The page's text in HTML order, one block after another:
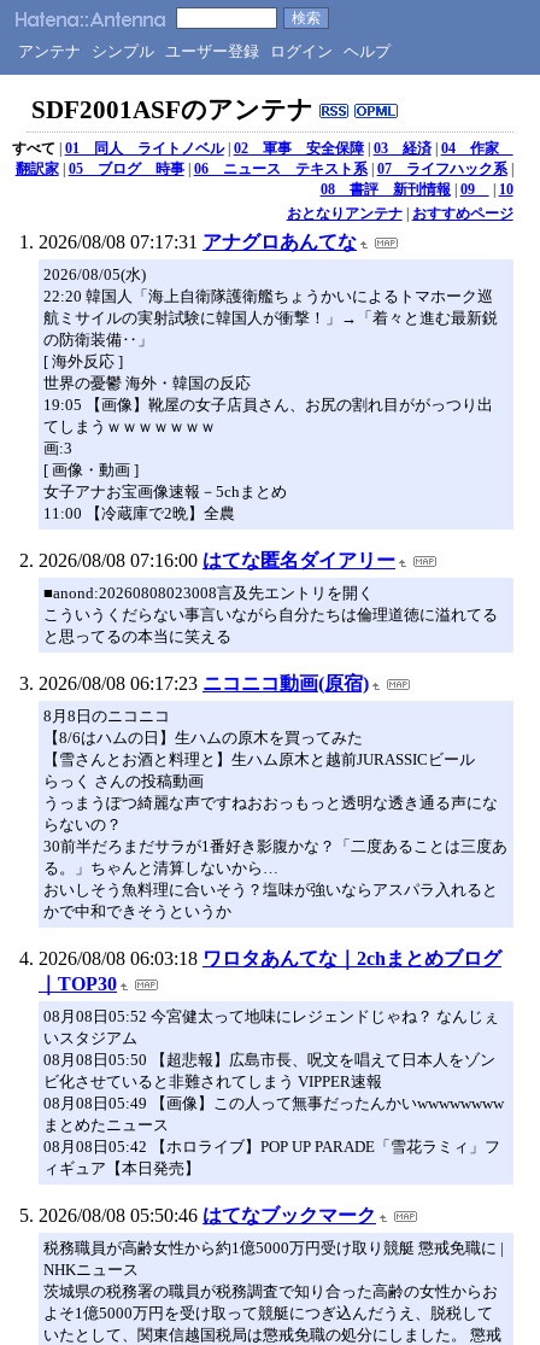
アンテナ シンプル ユーザー登録 ログイン ヘルプ
SDF2001ASFのアンテナ
すべて | 01 同人 ライトノベル| 02 軍事 安全保障| 03 経済| 04 作家
翻訳家| 05 ブログ 時事| 06 ニュース テキスト系| 07 ライフハック系|
08 書評 新刊情報 | 09 | 10
おとなりアンテナ| おすすめページ
2026/08/08 07:17:31 アナグロあんてな
2026/08/05(水)
22:20 韓国人「海上自衛隊護衛艦ちょうかいによるトマホーク巡
航ミサイルの実射試験に韓国人が衝撃！」→「着々と進む最新鋭
の防衛装備‥」
[ 海外反応 ]
世界の憂鬱 海外・韓国の反応
19:05 【画像】靴屋の女子店員さん、お尻の割れ目ががっつり出
てしまうｗｗｗｗｗｗｗ
画:3
[ 画像・動画 ]
女子アナお宝画像速報－5chまとめ
11:00 【冷蔵庫で2晩】全農
2026/08/08 07:16:00 はてな匿名ダイアリー
■anond:20260808023008言及先エントリを開く
こういうくだらない事言いながら自分たちは倫理道徳に溢れてる
と思ってるの本当に笑える
2026/08/08 06:17:23 ニコニコ動画(原宿)
8月8日のニコニコ
【8/6はハムの日】生ハムの原木を買ってみた
【雪さんとお酒と料理と】生ハム原木と越前JURASSICビール
らっく さんの投稿動画
うっまうぽつ綺麗な声ですねおおっもっと透明な透き通る声にな
らないの？
30前半だろまだサラが1番好き影腹かな？「二度あることは三度あ
る。」ちゃんと清算しないから…
おいしそう魚料理に合いそう？塩味が強いならアスパラ入れると
かで中和できそうというか
2026/08/08 06:03:18 ワロタあんてな｜2chまとめブログ
｜TOP30
08月08日05:52 今宮健太って地味にレジェンドじゃね？ なんじぇ
いスタジアム
08月08日05:50 【超悲報】広島市長、呪文を唱えて日本人をゾン
ビ化させていると非難されてしまう VIPPER速報
08月08日05:49 【画像】この人って無事だったんかいwwwwwwww
まとめたニュース
08月08日05:42 【ホロライブ】POP UP PARADE「雪花ラミィ」フ
ィギュア【本日発売】
2026/08/08 05:50:46 はてなブックマーク
税務職員が高齢女性から約1億5000万円受け取り競艇 懲戒免職に |
NHKニュース
茨城県の税務署の職員が税務調査で知り合った高齢の女性からお
よそ1億5000万円を受け取って競艇につぎ込んだうえ、脱税して
いたとして、関東信越国税局は懲戒免職の処分にしました。 懲戒